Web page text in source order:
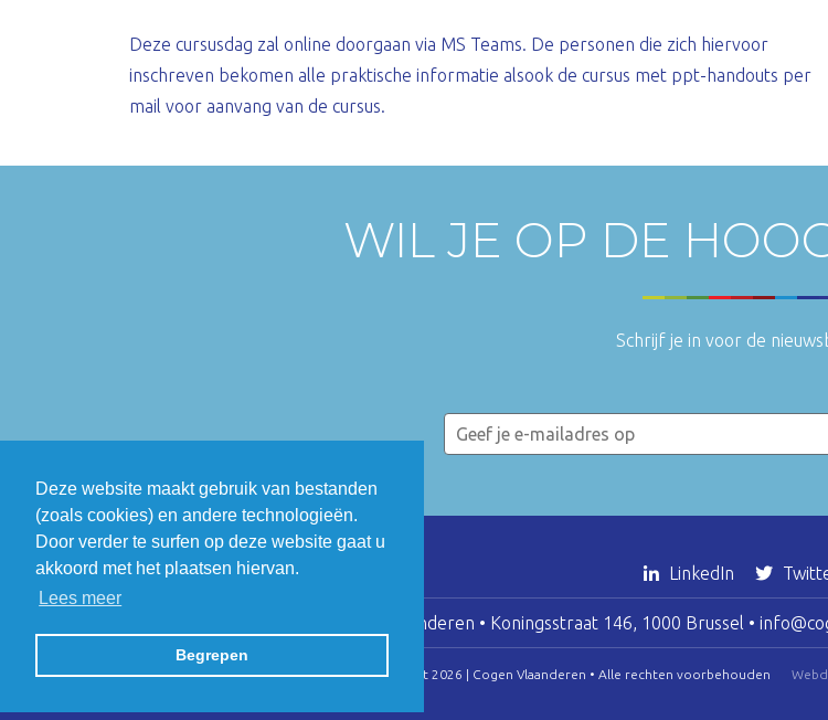
Deze website maakt gebruik van bestanden
(zoals cookies) en andere technologieën.
Door verder te surfen op deze website gaat u
akkoord met het plaatsen hiervan.
Lees meer
Begrepen
Deze cursusdag zal online doorgaan via MS Teams. De personen die zich hiervoor
inschreven bekomen alle praktische informatie alsook de cursus met ppt-handouts per
mail voor aanvang van de cursus.
WIL JE OP DE
Schrijf je in voor de
LinkedIn
COGEN Vlaanderen • Koningsstraat 146, 1000 Brussel •
© Copyright 2026 | Cogen Vlaanderen • Alle rechten voorbehouden